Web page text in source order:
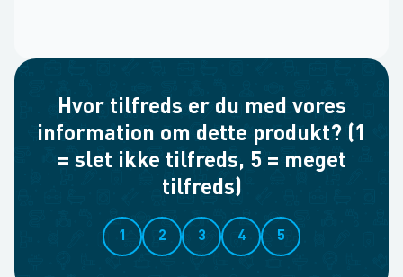
Hvor tilfreds er du med vores
information om dette produkt? (1
= slet ikke tilfreds, 5 = meget
tilfreds)
1 2 3 4 5